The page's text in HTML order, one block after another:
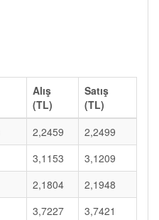
Alış
(TL)
Satış
(TL)
2,2459
2,2499
3,1153
3,1209
2,1804
2,1948
3,7227
3,7421